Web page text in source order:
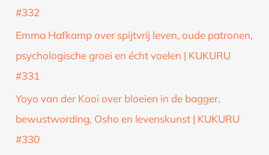
a
#332
Emma Hafkamp over spijtvrij leven, oude patronen,
psychologische groei en écht voelen | KUKURU
#331
Yoyo van der Kooi over bloeien in de bagger,
bewustwording, Osho en levenskunst | KUKURU
#330